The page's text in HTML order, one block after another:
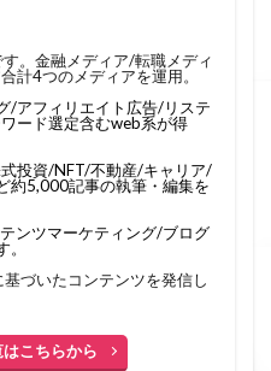
。金融メディア/転職メディ
計4つのメディアを運用。
/アフィリエイト広告/リステ
ード選定含むweb系が得
投資/NFT/不動産/キャリア/
約5,000記事の執筆・編集を
ンツマーケティング/ブログ
づいたコンテンツを発信し
こちらから